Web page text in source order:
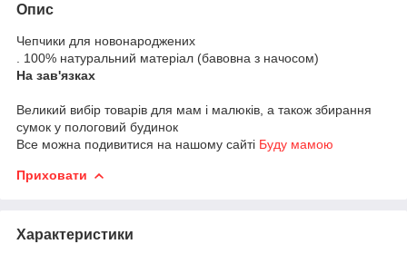
Опис
Чепчики для новонароджених
. 100% натуральний матеріал (бавовна з начосом)
На зав'язках
Великий вибір товарів для мам і малюків, а також збирання
сумок у пологовий будинок
Все можна подивитися на нашому сайті Буду мамою
Приховати
Характеристики